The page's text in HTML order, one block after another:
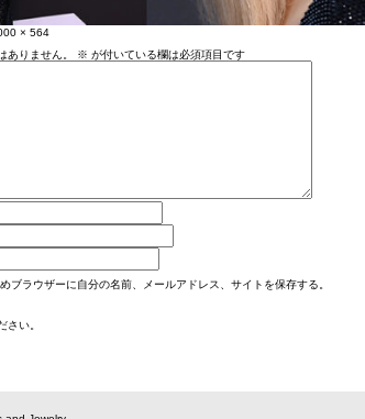
× 564
ありません。
※ が付いている欄は必須項目です
ブラウザーに自分の名前、メールアドレス、サイトを保存する。
さい。